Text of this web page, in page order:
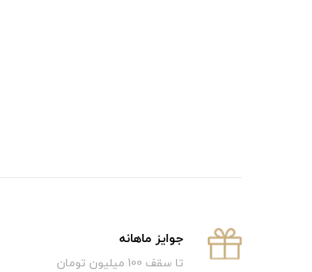
جوایز ماهانه
تا سقف 100 میلیون تومان